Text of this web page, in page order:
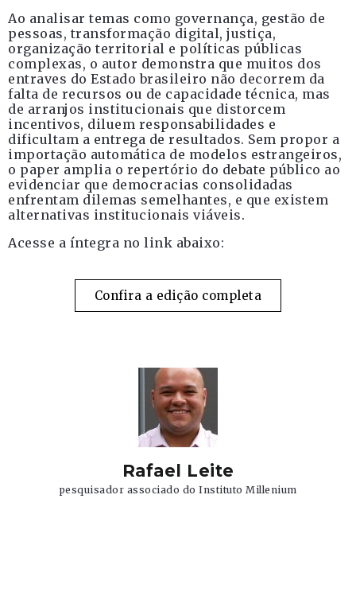
Ao analisar temas como governança, gestão de
pessoas, transformação digital, justiça,
organização territorial e políticas públicas
complexas, o autor demonstra que muitos dos
entraves do Estado brasileiro não decorrem da
falta de recursos ou de capacidade técnica, mas
de arranjos institucionais que distorcem
incentivos, diluem responsabilidades e
dificultam a entrega de resultados. Sem propor a
importação automática de modelos estrangeiros,
o paper amplia o repertório do debate público ao
evidenciar que democracias consolidadas
enfrentam dilemas semelhantes, e que existem
alternativas institucionais viáveis.
Acesse a íntegra no link abaixo:
Confira a edição completa
Rafael Leite
pesquisador associado do Instituto Millenium